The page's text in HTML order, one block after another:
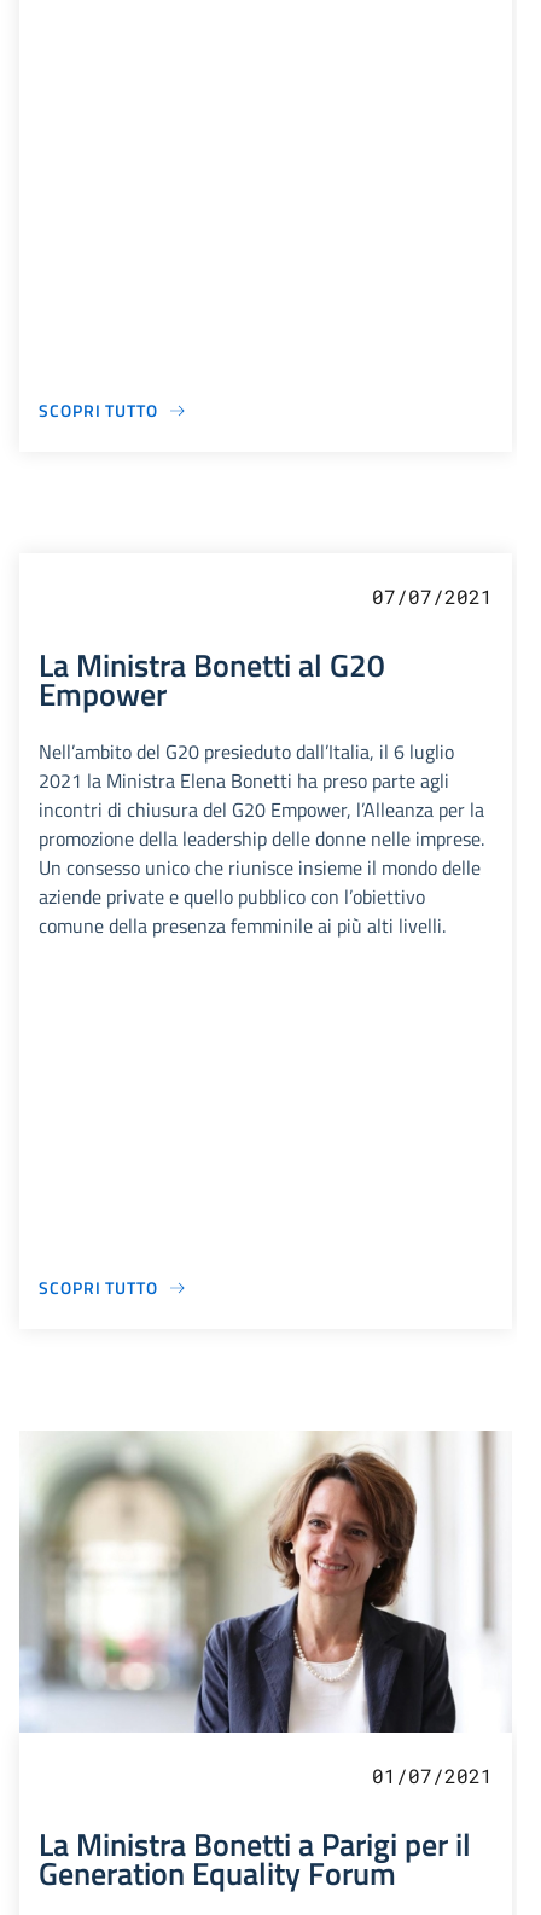
SCOPRI TUTTO
07/07/2021
La Ministra Bonetti al G20
Empower
Nell’ambito del G20 presieduto dall’Italia, il 6 luglio
2021 la Ministra Elena Bonetti ha preso parte agli
incontri di chiusura del G20 Empower, l’Alleanza per la
promozione della leadership delle donne nelle imprese.
Un consesso unico che riunisce insieme il mondo delle
aziende private e quello pubblico con l’obiettivo
comune della presenza femminile ai più alti livelli.
SCOPRI TUTTO
01/07/2021
La Ministra Bonetti a Parigi per il
Generation Equality Forum